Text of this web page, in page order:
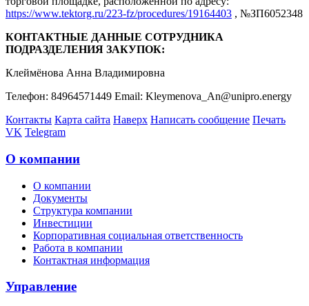
https://www.tektorg.ru/223-fz/procedures/19164403 , №ЗП6052348
КОНТАКТНЫЕ ДАННЫЕ СОТРУДНИКА
ПОДРАЗДЕЛЕНИЯ ЗАКУПОК:
Клеймёнова Анна Владимировна
Телефон: 84964571449 Email: Kleymenova_An@unipro.energy
Контакты Карта сайта Наверх Написать сообщение Печать
VK Telegram
О компании
О компании
Документы
Структура компании
Инвестиции
Корпоративная социальная ответственность
Работа в компании
Контактная информация
Управление